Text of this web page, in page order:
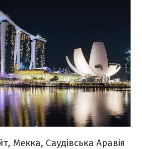
Мекка, Саудівська Аравія